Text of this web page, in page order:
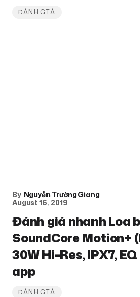
ĐÁNH GIÁ
By Nguyễn Trường Giang
August 16, 2019
Đánh giá nhanh Loa
SoundCore Motion+
30W Hi-Res, IPX7,
app
ĐÁNH GIÁ